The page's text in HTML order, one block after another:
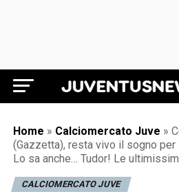
Juventus
Home » Calciomercato Juve »
(Gazzetta), resta vivo il sogno per
Lo sa anche… Tudor! Le
CALCIOMERCATO JUVE